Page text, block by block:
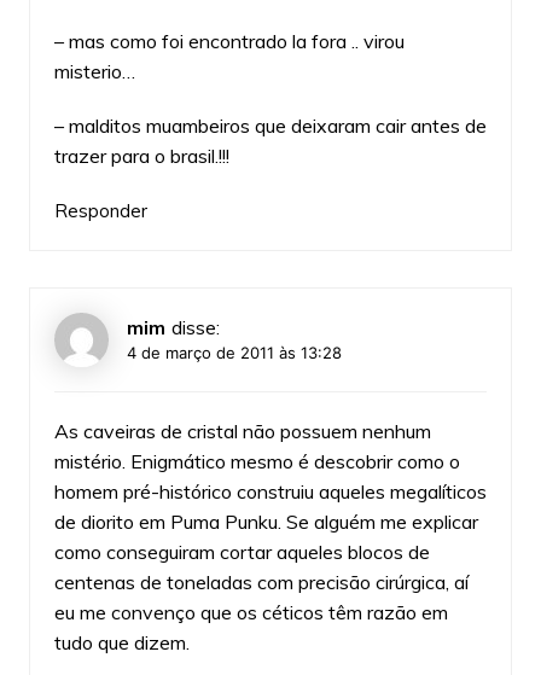
– mas como foi encontrado la fora .. virou
misterio…
– malditos muambeiros que deixaram cair antes de
trazer para o brasil.!!!
Responder
mim disse:
4 de março de 2011 às 13:28
As caveiras de cristal não possuem nenhum
mistério. Enigmático mesmo é descobrir como o
homem pré-histórico construiu aqueles megalíticos
de diorito em Puma Punku. Se alguém me explicar
como conseguiram cortar aqueles blocos de
centenas de toneladas com precisão cirúrgica, aí
eu me convenço que os céticos têm razão em
tudo que dizem.